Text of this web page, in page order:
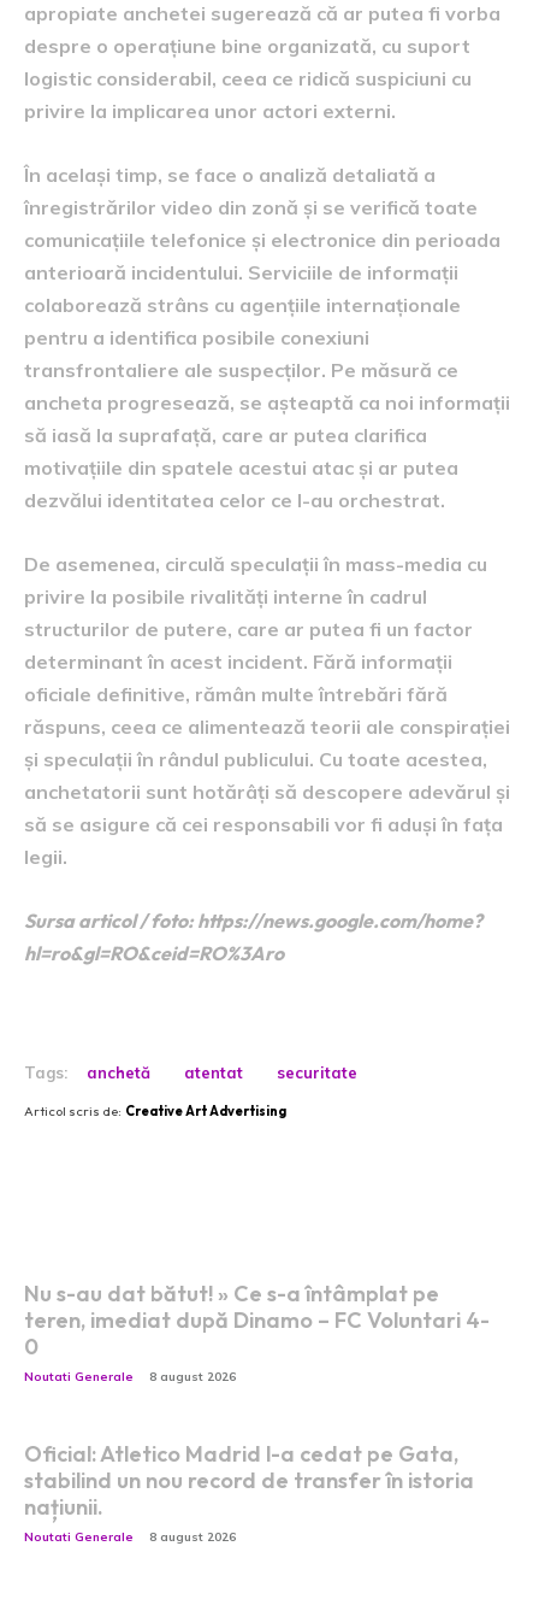
apropiate anchetei sugerează că ar putea fi vorba
despre o operațiune bine organizată, cu suport
logistic considerabil, ceea ce ridică suspiciuni cu
privire la implicarea unor actori externi.
În același timp, se face o analiză detaliată a
înregistrărilor video din zonă și se verifică toate
comunicațiile telefonice și electronice din perioada
anterioară incidentului. Serviciile de informații
colaborează strâns cu agențiile internaționale
pentru a identifica posibile conexiuni
transfrontaliere ale suspecților. Pe măsură ce
ancheta progresează, se așteaptă ca noi informații
să iasă la suprafață, care ar putea clarifica
motivațiile din spatele acestui atac și ar putea
dezvălui identitatea celor ce l-au orchestrat.
De asemenea, circulă speculații în mass-media cu
privire la posibile rivalități interne în cadrul
structurilor de putere, care ar putea fi un factor
determinant în acest incident. Fără informații
oficiale definitive, rămân multe întrebări fără
răspuns, ceea ce alimentează teorii ale conspirației
și speculații în rândul publicului. Cu toate acestea,
anchetatorii sunt hotărâți să descopere adevărul și
să se asigure că cei responsabili vor fi aduși în fața
legii.
Sursa articol / foto: https://news.google.com/home?
hl=ro&gl=RO&ceid=RO%3Aro
Tags: anchetă atentat securitate
Articol scris de: Creative Art Advertising
Nu s-au dat bătut! » Ce s-a întâmplat pe
teren, imediat după Dinamo – FC Voluntari 4-
0
Noutati Generale 8 august 2026
Oficial: Atletico Madrid l-a cedat pe Gata,
stabilind un nou record de transfer în istoria
națiunii.
Noutati Generale 8 august 2026